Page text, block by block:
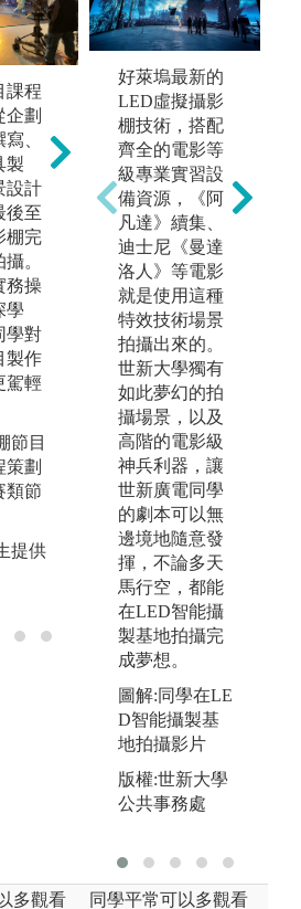
課程
企劃
、
製
設計
後至
棚完
。
務操
學
學對
製作
駕輕
節目
策劃
類節
提供
同學從實作攝
製課程中學習
操作各種不同
類型的電視電
影專業器材，
也經由拍攝過
程中更加了解
影視拍片的流
程。
圖解:學生劇情
影片作業拍攝
版權:學生提供
好萊塢最新的
LED虛擬攝影
棚技術，搭配
齊全的電影等
級專業實習設
備資源，《阿
凡達》續集、
迪士尼《曼達
洛人》等電影
就是使用這種
特效技術場景
拍攝出來的。
世新大學獨有
如此夢幻的拍
攝場景，以及
高階的電影級
神兵利器，讓
世新廣電同學
的劇本可以無
邊境地隨意發
揮，不論多天
馬行空，都能
在LED智能攝
製基地拍攝完
成夢想。
圖解:同學在LE
D智能攝製基
地拍攝影片
版權:世新大學
公共事務處
多觀看 同學平常可以多觀看